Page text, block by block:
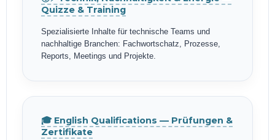
Quizze & Training
Spezialisierte Inhalte für technische Teams und
nachhaltige Branchen: Fachwortschatz, Prozesse,
Reports, Meetings und Projekte.
🎓 English Qualifications — Prüfungen &
Zertifikate